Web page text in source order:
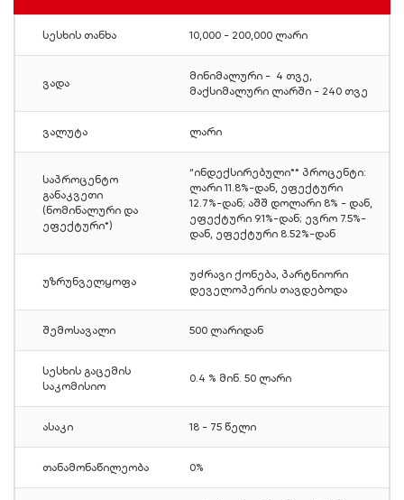
სესხის თანხა 10,000 - 200,000 ლარი
ვადა
მინიმალური - 4 თვე,
მაქსიმალური ლარში - 240 თვე
ვალუტა ლარი
საპროცენტო
განაკვეთი
(ნომინალური და
ეფექტური*)
“ინდექსირებული** პროცენტი:
ლარი 11.8%-დან, ეფექტური
12.7%-დან; აშშ დოლარი 8% - დან,
ეფექტური 9.1%-დან; ევრო 7.5%-
დან, ეფექტური 8.52%-დან
უზრუნველყოფა
უძრავი ქონება, პარტნიორი
დეველოპერის თავდებოდა
შემოსავალი 500 ლარიდან
სესხის გაცემის
საკომისიო
0.4 % მინ. 50 ლარი
ასაკი 18 - 75 წელი
თანამონაწილეობა 0%